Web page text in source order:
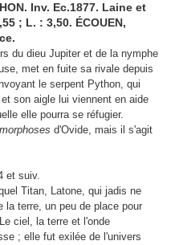
Inv. Ec.1877. Laine et
; L. : 3,50. ÉCOUEN,
du dieu Jupiter et de la nymphe
met en fuite sa rivale depuis
le serpent Python, qui
son aigle lui viennent en aide
elle pourra se réfugier.
d'Ovide, mais il s'agit
et suiv.
Titan, Latone, qui jadis ne
la terre, un peu de place pour
ciel, la terre et l'onde
; elle fut exilée de l'univers